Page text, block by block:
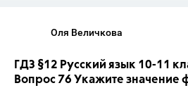
Оля Величкова
ГДЗ §12 Русский язык 10-11
Вопрос 76 Укажите значение